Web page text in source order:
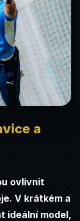
a
ovlivnit
V krátkém a
ideální model,